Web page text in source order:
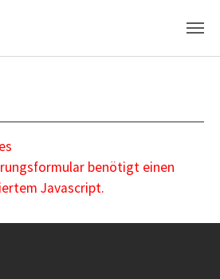
benötigt einen
Javascript.